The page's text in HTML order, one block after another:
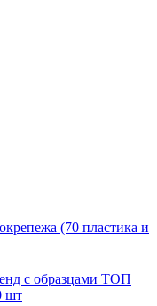
(70 пластика и
с образцами ТОП
шт